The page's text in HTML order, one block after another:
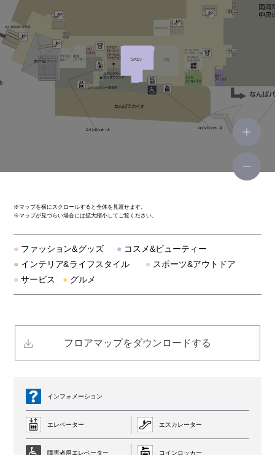
カラーフィールド
キーフェル
ATM(本館2F)
手荷物一時預かり(本館2F)
コインロッカーB
コインロッカーC
※マップを横にスクロールすると全体を見渡せます。
※マップが見づらい場合には拡大縮小してご覧ください。
● ファッション&グッズ ● コスメ&ビューティー
● インテリア&ライフスタイル ● スポーツ&アウトドア
● サービス ● グルメ
フロアマップをダウンロードする
インフォメーション
エレベーター エスカレーター
障害者用エレベーター コインロッカー